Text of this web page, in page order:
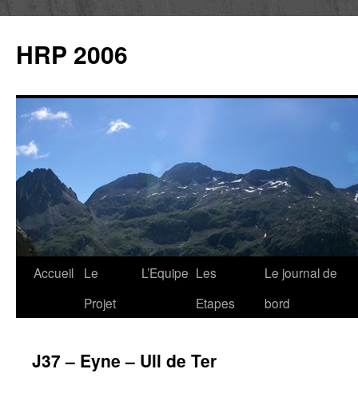
contenu
HRP 2006
Accueil
Le
Projet
L’Equipe Les
Etapes
Le journal de
bord
J37 – Eyne – Ull de Ter